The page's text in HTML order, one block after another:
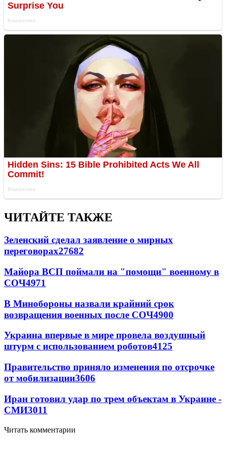
ЧИТАЙТЕ ТАКЖЕ
Зеленский сделал заявление о мирных
переговорах27682
Майора ВСП поймали на "помощи" военному в
СОЧ4971
В Минобороны назвали крайний срок
возвращения военных после СОЧ4900
Украина впервые в мире провела воздушный
штурм с использованием роботов4125
Правительство приняло изменения по отсрочке
от мобилизации3606
Иран готовил удар по трем объектам в Украине -
СМИ3011
Читать комментарии